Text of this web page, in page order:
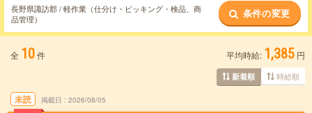
軽作業（仕分け・ピッキング・検品、商品管理）
のお仕事とは？とは？
長野県諏訪郡 / 軽作業（仕分け・ピッキング・検品、商
品管理）
条件の変更
全 10件 平均時給: 1,385 円
新着順 時給順
未読 掲載日 2026/08/05